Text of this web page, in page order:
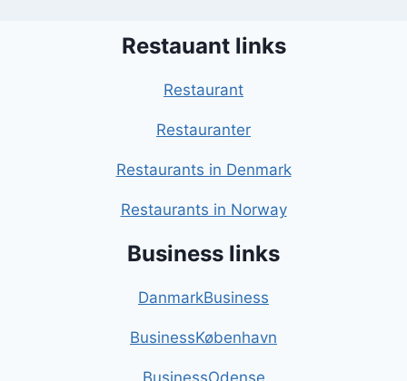
Restauant links
Restaurant
Restauranter
Restaurants in Denmark
Restaurants in Norway
Business links
DanmarkBusiness
BusinessKøbenhavn